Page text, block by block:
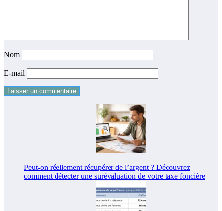
Nom
E-mail
Peut-on réellement récupérer de l’argent ? Découvrez
comment détecter une surévaluation de votre taxe foncière